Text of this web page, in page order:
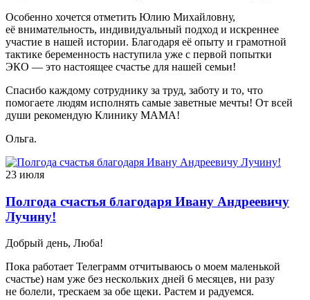
Особенно хочется отметить Юлию Михайловну,
её внимательность, индивидуальный подход и искреннее
участие в нашей истории. Благодаря её опыту и грамотной
тактике беременность наступила уже с первой попытки
ЭКО — это настоящее счастье для нашей семьи!
Спасибо каждому сотруднику за труд, заботу и то, что
помогаете людям исполнять самые заветные мечты! От всей
души рекомендую Клинику МАМА!
Ольга.
23 июля
Полгода счастья благодаря Ивану Андреевичу
Лучину!
Добрый день, Люба!
Пока работает Телеграмм отчитываюсь о моем маленькой
счастье) нам уже без нескольких дней 6 месяцев, ни разу
не болели, трескаем за обе щеки. Растем и радуемся.